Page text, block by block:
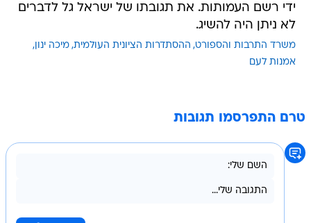
ידי רשם העמותות. את תגובתו של ישראל גל לדברים
לא ניתן היה להשיג.
משרד התרבות והספורט ההסתדרות הציונית העולמית מיכה ינון
אמנות לעם
טרם התפרסמו תגובות